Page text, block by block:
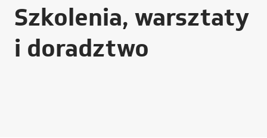
Szkolenia, warsztaty
i doradztwo